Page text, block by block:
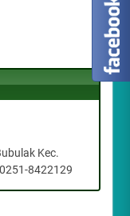
Kec.
8422129